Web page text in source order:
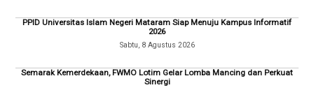
PPID Universitas Islam Negeri Mataram Siap Menuju Kampus Informatif
2026
Sabtu, 8 Agustus 2026
Semarak Kemerdekaan, FWMO Lotim Gelar Lomba Mancing dan Perkuat
Sinergi